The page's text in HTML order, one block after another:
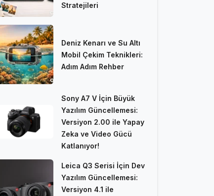
Stratejileri
Deniz Kenarı ve Su Altı
Mobil Çekim Teknikleri:
Adım Adım Rehber
Sony A7 V İçin Büyük
Yazılım Güncellemesi:
Versiyon 2.00 ile Yapay
Zeka ve Video Gücü
Katlanıyor!
Leica Q3 Serisi İçin Dev
Yazılım Güncellemesi:
Versiyon 4.1 ile